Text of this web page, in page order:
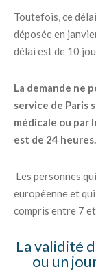
Toutefois, ce
déposée en
délai est de 10
La demande ne
service de Paris
médicale ou par
est de 24 heures.
Les personnes
européenne et
compris entre 7
La validité
ou un